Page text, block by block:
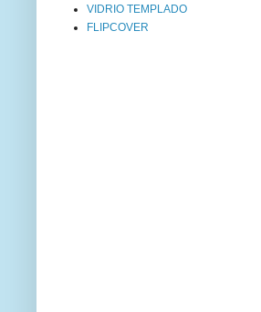
VIDRIO TEMPLADO
FLIPCOVER